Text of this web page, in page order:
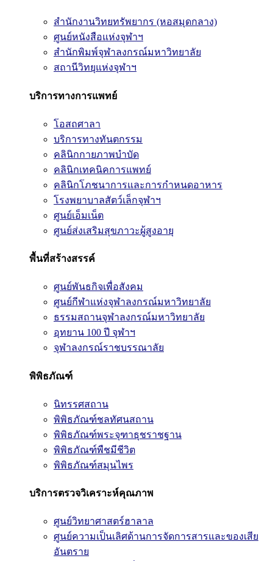
สำนักงานวิทยทรัพยากร (หอสมุดกลาง)
ศูนย์หนังสือแห่งจุฬาฯ
สำนักพิมพ์จุฬาลงกรณ์มหาวิทยาลัย
สถานีวิทยุแห่งจุฬาฯ
บริการทางการแพทย์
โอสถศาลา
บริการทางทันตกรรม
คลินิกกายภาพบำบัด
คลินิกเทคนิคการแพทย์
คลินิกโภชนาการและการกำหนดอาหาร
โรงพยาบาลสัตว์เล็กจุฬาฯ
ศูนย์เอ็มเน็ต
ศูนย์ส่งเสริมสุขภาวะผู้สูงอายุ
พื้นที่สร้างสรรค์
ศูนย์พันธกิจเพื่อสังคม
ศูนย์กีฬาแห่งจุฬาลงกรณ์มหาวิทยาลัย
ธรรมสถานจุฬาลงกรณ์มหาวิทยาลัย
อุทยาน 100 ปี จุฬาฯ
จุฬาลงกรณ์ราชบรรณาลัย
พิพิธภัณฑ์
นิทรรศสถาน
พิพิธภัณฑ์ชลทัศนสถาน
พิพิธภัณฑ์พระจุฑาธุชราชฐาน
พิพิธภัณฑ์พืชมีชีวิต
พิพิธภัณฑ์สมุนไพร
บริการตรวจวิเคราะห์คุณภาพ
ศูนย์วิทยาศาสตร์ฮาลาล
ศูนย์ความเป็นเลิศด้านการจัดการสารและของเสีย
อันตราย